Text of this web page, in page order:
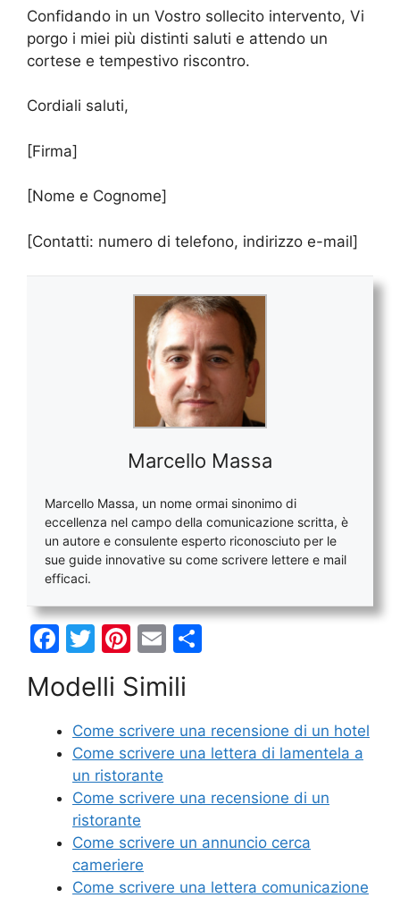
Confidando in un Vostro sollecito intervento, Vi
porgo i miei più distinti saluti e attendo un
cortese e tempestivo riscontro.
Cordiali saluti,
[Firma]
[Nome e Cognome]
[Contatti: numero di telefono, indirizzo e-mail]
Marcello Massa
Marcello Massa, un nome ormai sinonimo di
eccellenza nel campo della comunicazione scritta, è
un autore e consulente esperto riconosciuto per le
sue guide innovative su come scrivere lettere e mail
efficaci.
F
c
e
b
o
o
k
T
w
itt
er
Pi
nt
er
e
st
E
m
ai
l
di
vi
Modelli Simili
Come scrivere una recensione di un hotel
Come scrivere una lettera di lamentela a
un ristorante
Come scrivere una recensione di un
ristorante
Come scrivere un annuncio cerca
cameriere
Come scrivere una lettera comunicazione